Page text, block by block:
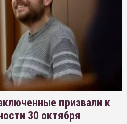
призвали к
30 октября